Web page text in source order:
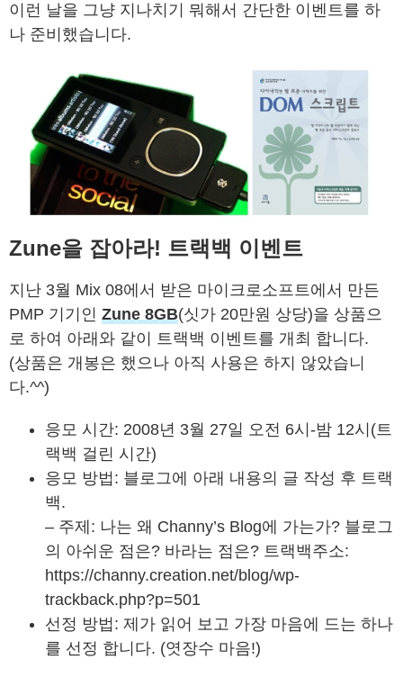
이런 날을 그냥 지나치기 뭐해서 간단한 이벤트를 하
나 준비했습니다.
Zune을 잡아라! 트랙백 이벤트
지난 3월 Mix 08에서 받은 마이크로소프트에서 만든
PMP 기기인 Zune 8GB(싯가 20만원 상당)을 상품으
로 하여 아래와 같이 트랙백 이벤트를 개최 합니다.
(상품은 개봉은 했으나 아직 사용은 하지 않았습니
다.^^)
응모 시간: 2008년 3월 27일 오전 6시-밤 12시(트
랙백 걸린 시간)
응모 방법: 블로그에 아래 내용의 글 작성 후 트랙
백.
– 주제: 나는 왜 Channy’s Blog에 가는가? 블로그
의 아쉬운 점은? 바라는 점은? 트랙백주소:
https://channy.creation.net/blog/wp-
trackback.php?p=501
선정 방법: 제가 읽어 보고 가장 마음에 드는 하나
를 선정 합니다. (엿장수 마음!)